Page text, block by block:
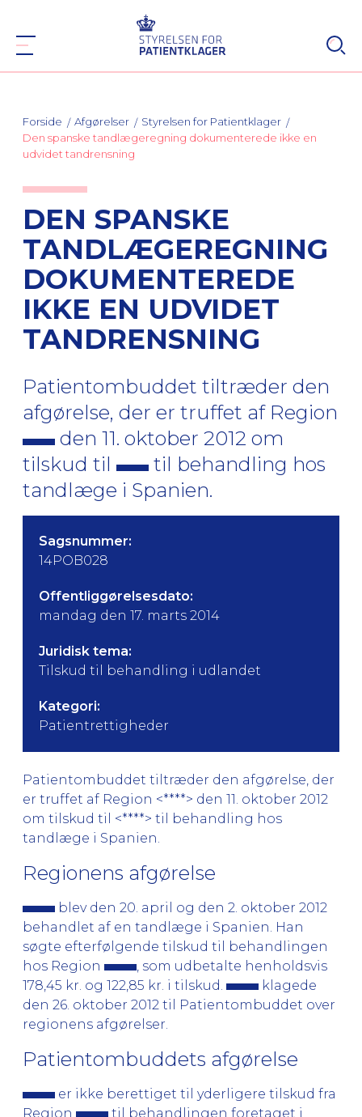
Forside Afgørelser
Styrelsen for Patientklager
Den spanske tandlægeregning dokumenterede ikke en
udvidet tandrensning
DEN SPANSKE
TANDLÆGEREGNING
DOKUMENTEREDE
IKKE EN UDVIDET
TANDRENSNING
Patientombuddet tiltræder den
afgørelse, der er truffet af Region
den 11. oktober 2012 om
tilskud til
til behandling hos
tandlæge i Spanien.
Sagsnummer:
14POB028
Offentliggørelsesdato:
mandag den 17. marts 2014
Juridisk tema:
Tilskud til behandling i udlandet
Kategori:
Patientrettigheder
Patientombuddet tiltræder den afgørelse, der
er truffet af Region <****> den 11. oktober 2012
om tilskud til <****> til behandling hos
tandlæge i Spanien.
Regionens afgørelse
blev den 20. april og den 2. oktober 2012
behandlet af en tandlæge i Spanien. Han
søgte efterfølgende tilskud til behandlingen
hos Region
, som udbetalte henholdsvis
178,45 kr. og 122,85 kr. i tilskud.
klagede
den 26. oktober 2012 til Patientombuddet over
regionens afgørelser.
Patientombuddets afgørelse
er ikke berettiget til yderligere tilskud fra
Region
til behandlingen foretaget i